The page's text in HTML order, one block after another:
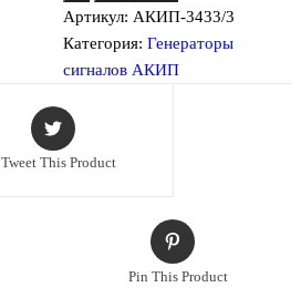
АКИП-3433/3
Генератор
сигналов
Артикул: АКИП-3433/3
Категория: Генераторы
сигналов АКИП
Tweet This Product
Pin This Product